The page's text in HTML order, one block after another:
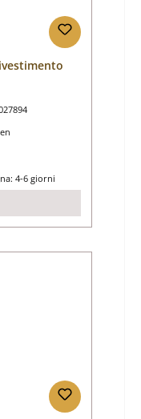
4-6 giorni